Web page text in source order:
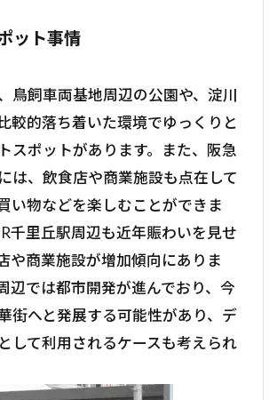
ット事情
鳥飼車両基地周辺の公園や、淀川
較的落ち着いた環境でゆっくりと
スポットがあります。また、阪急
は、飲食店や商業施設も点在して
い物などを楽しむことができま
千里丘駅周辺も近年賑わいを見せ
や商業施設が増加傾向にありま
辺では都市開発が進んでおり、今
街へと発展する可能性があり、デ
して利用されるケースも考えられ